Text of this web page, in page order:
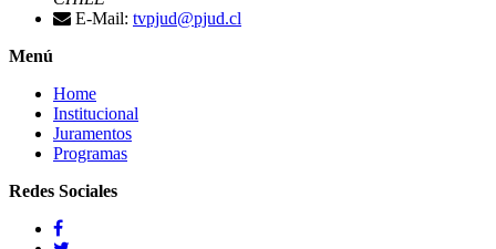
E-Mail: tvpjud@pjud.cl
Menú
Home
Institucional
Juramentos
Programas
Redes Sociales